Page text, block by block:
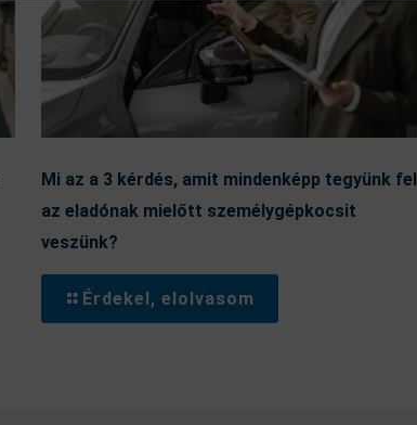
Mi az a 3 kérdés, amit mindenképp tegyünk fel
az eladónak mielőtt személygépkocsit
veszünk?
Érdekel, elolvasom